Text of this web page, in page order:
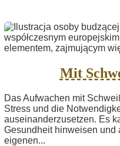
Mit
Das Aufwachen mit
Stress und die
auseinanderzusetzen. Es
Gesundheit hinweisen und
eigenen...